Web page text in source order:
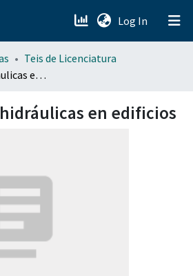
Log In (current)
Teis de Licenciatura
Instalaciones hidráulicas en edificios
en edificios